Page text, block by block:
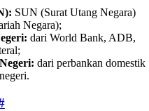
SUN (Surat Utang Negara)
Negara);
dari World Bank, ADB,
dari perbankan domestik